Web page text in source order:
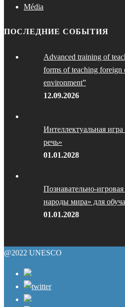
Média
ПОСЛЕДНИЕ СОБЫТИЯ
Advanced training of
forms of teaching
environment”
12.09.2026
Интеллектуальная
речь»
01.01.2028
Познавательно-
народы мира» для
01.01.2028
@2022 UNESCO